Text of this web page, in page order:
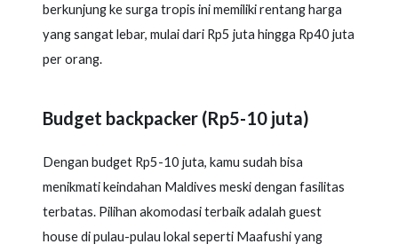
berkunjung ke surga tropis ini memiliki rentang harga
yang sangat lebar, mulai dari Rp5 juta hingga Rp40 juta
per orang.
Budget backpacker (Rp5-10 juta)
Dengan budget Rp5-10 juta, kamu sudah bisa
menikmati keindahan Maldives meski dengan fasilitas
terbatas. Pilihan akomodasi terbaik adalah guest
house di pulau-pulau lokal seperti Maafushi yang